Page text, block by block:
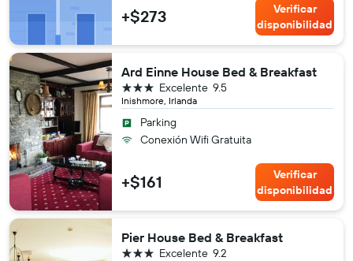
+$273
Verificar
disponibilidad
Ard Einne House Bed & Breakfast
Inishmore, Irlanda
9.5
Excelente
3 estrellas
Parking
Conexión Wifi Gratuita
+$161
Verificar
disponibilidad
Pier House Bed & Breakfast
9.2
Excelente
3 estrellas